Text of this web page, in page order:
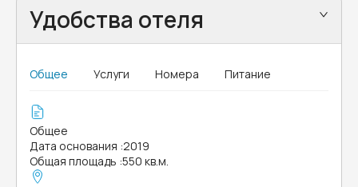
Удобства отеля
Общее Услуги Номера Питание
Общее
Дата основания :2019
Общая площадь :550 кв.м.